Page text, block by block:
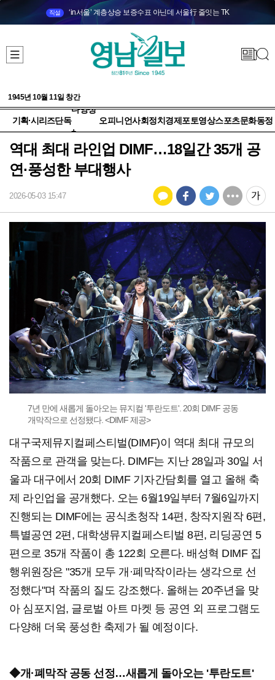
직설 ‘in서울’ 계층상승 보증수표 아닌데 서울行 줄잇는 TK
1945년 10월 11일 창간
기획·시리즈단독
다양성
+
오피니언사회정치 경제 포토영상스포츠문화동정
역대 최대 라인업 DIMF…18일간 35개 공
연·풍성한 부대행사
2026-05-03 15:47
7년 만에 새롭게 돌아오는 뮤지컬 '투란도트'. 20회 DIMF 공동
개막작으로 선정됐다. <DIMF 제공>
대구국제뮤지컬페스티벌(DIMF)이 역대 최대 규모의
작품으로 관객을 맞는다. DIMF는 지난 28일과 30일 서
울과 대구에서 20회 DIMF 기자간담회를 열고 올해 축
제 라인업을 공개했다. 오는 6월19일부터 7월6일까지
진행되는 DIMF에는 공식초청작 14편, 창작지원작 6편,
특별공연 2편, 대학생뮤지컬페스티벌 8편, 리딩공연 5
편으로 35개 작품이 총 122회 오른다. 배성혁 DIMF 집
행위원장은 "35개 모두 개·폐막작이라는 생각으로 선
정했다"며 작품의 질도 강조했다. 올해는 20주년을 맞
아 심포지엄, 글로벌 아트 마켓 등 공연 외 프로그램도
다양해 더욱 풍성한 축제가 될 예정이다.
◆개·폐막작 공동 선정…새롭게 돌아오는 '투란도트'